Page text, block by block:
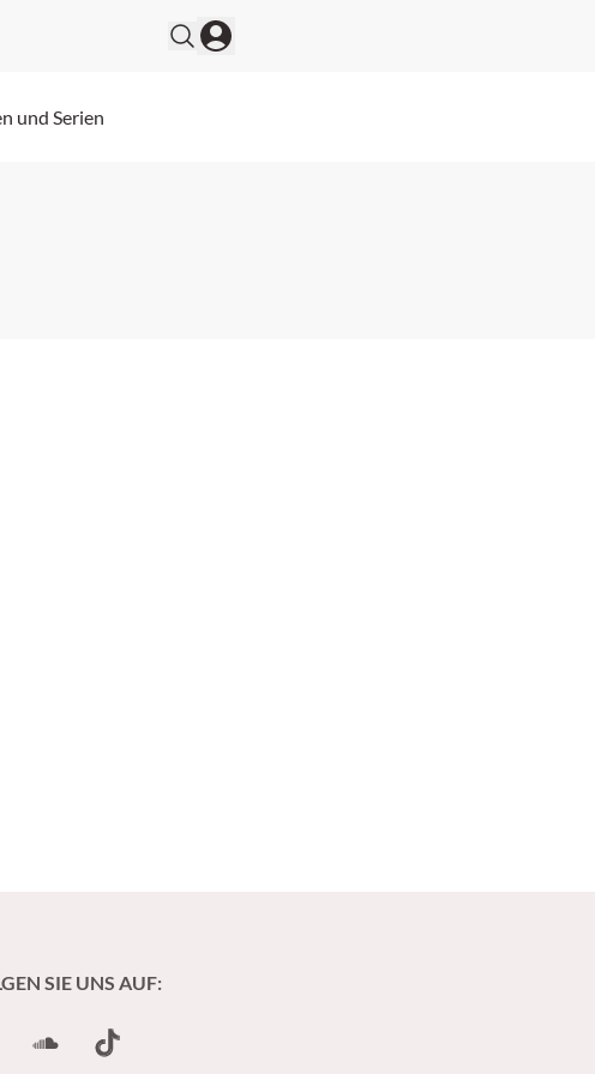
und Serien
SIE UNS AUF:
SoundCloud
TikTok